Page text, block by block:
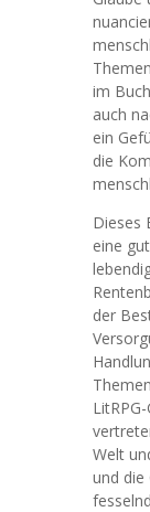
im
auch
ein
die
Dieses
eine
der
Welt
und die